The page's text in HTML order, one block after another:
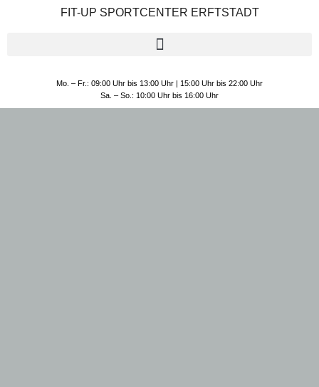
FIT-UP SPORTCENTER ERFTSTADT
Mo. – Fr.: 09:00 Uhr bis 13:00 Uhr | 15:00 Uhr bis 22:00 Uhr
Sa. – So.: 10:00 Uhr bis 16:00 Uhr